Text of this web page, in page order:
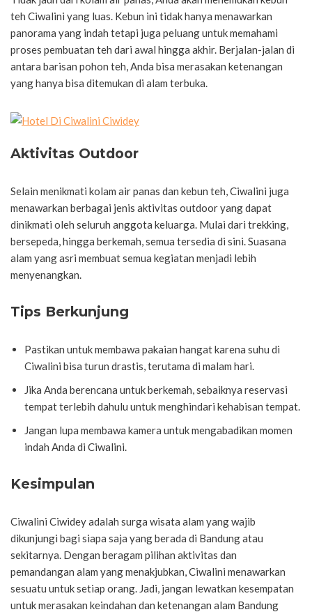
teh Ciwalini yang luas. Kebun ini tidak hanya menawarkan
panorama yang indah tetapi juga peluang untuk memahami
proses pembuatan teh dari awal hingga akhir. Berjalan-jalan di
antara barisan pohon teh, Anda bisa merasakan ketenangan
yang hanya bisa ditemukan di alam terbuka.
Aktivitas Outdoor
Selain menikmati kolam air panas dan kebun teh, Ciwalini juga
menawarkan berbagai jenis aktivitas outdoor yang dapat
dinikmati oleh seluruh anggota keluarga. Mulai dari trekking,
bersepeda, hingga berkemah, semua tersedia di sini. Suasana
alam yang asri membuat semua kegiatan menjadi lebih
menyenangkan.
Tips Berkunjung
Pastikan untuk membawa pakaian hangat karena suhu di
Ciwalini bisa turun drastis, terutama di malam hari.
Jika Anda berencana untuk berkemah, sebaiknya reservasi
tempat terlebih dahulu untuk menghindari kehabisan tempat.
Jangan lupa membawa kamera untuk mengabadikan momen
indah Anda di Ciwalini.
Kesimpulan
Ciwalini Ciwidey adalah surga wisata alam yang wajib
dikunjungi bagi siapa saja yang berada di Bandung atau
sekitarnya. Dengan beragam pilihan aktivitas dan
pemandangan alam yang menakjubkan, Ciwalini menawarkan
sesuatu untuk setiap orang. Jadi, jangan lewatkan kesempatan
untuk merasakan keindahan dan ketenangan alam Bandung